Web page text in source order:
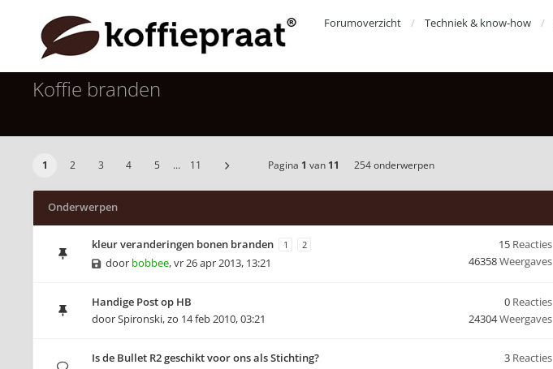
Forumoverzicht Techniek & know-how
Koffie branden
1 2 3 4 5 … 11 Pagina 1 van 11 254 onderwerpen
Onderwerpen
kleur veranderingen bonen branden 1 2
door bobbee,vr 26 apr 2013, 13:21
15 Reacties
46358Weergaves
Handige Post op HB
doorSpironski,zo 14 feb 2010, 03:21
0 Reacties
24304Weergaves
Is de Bullet R2 geschikt voor ons als Stichting?
3 Reacties